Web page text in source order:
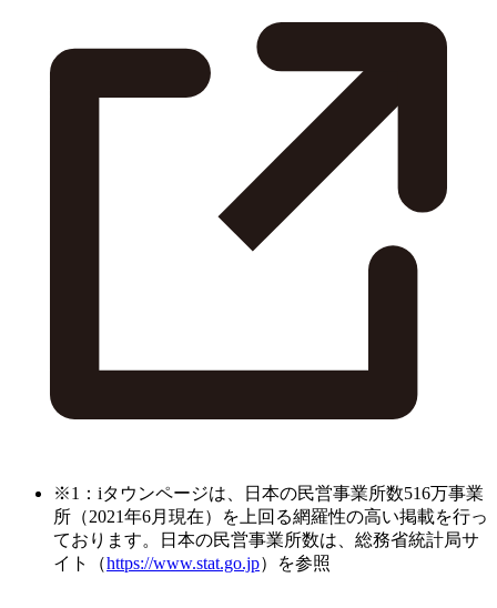
※1：iタウンページは、日本の民営事業所数516万事業
所（2021年6月現在）を上回る網羅性の高い掲載を行っ
ております。日本の民営事業所数は、総務省統計局サ
イト（https://www.stat.go.jp）を参照